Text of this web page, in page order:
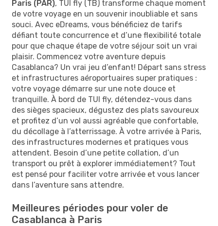
Paris (PAR), TUI fly (TB) transforme chaque moment
de votre voyage en un souvenir inoubliable et sans
souci. Avec eDreams, vous bénéficiez de tarifs
défiant toute concurrence et d’une flexibilité totale
pour que chaque étape de votre séjour soit un vrai
plaisir. Commencez votre aventure depuis
Casablanca? Un vrai jeu d’enfant! Départ sans stress
et infrastructures aéroportuaires super pratiques :
votre voyage démarre sur une note douce et
tranquille. À bord de TUI fly, détendez-vous dans
des sièges spacieux, dégustez des plats savoureux
et profitez d’un vol aussi agréable que confortable,
du décollage à l’atterrissage. À votre arrivée à Paris,
des infrastructures modernes et pratiques vous
attendent. Besoin d’une petite collation, d’un
transport ou prêt à explorer immédiatement? Tout
est pensé pour faciliter votre arrivée et vous lancer
dans l’aventure sans attendre.
Meilleures périodes pour voler de
Casablanca à Paris